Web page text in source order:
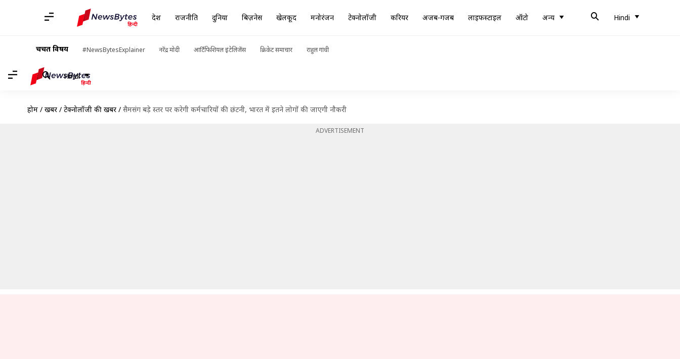
देश राजनीति दुनिया बिज़नेस खेलकूद मनोरंजन टेक्नोलॉजी करियर अजब-गजब लाइफस्टाइल ऑटो अन्य Hindi
चर्चित विषय #NewsBytesExplainer नरेंद्र मोदी आर्टिफिशियल इंटेलिजेंस क्रिकेट समाचार राहुल गांधी
Hindi
होम / खबरें / टेक्नोलॉजी की खबरें / सैमसंग बड़े स्तर पर करेगी कर्मचारियों की छंटनी, भारत में इतने लोगों की जाएगी नौकरी
ADVERTISEMENT